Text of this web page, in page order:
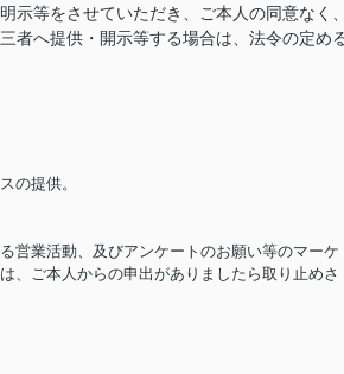
示等をさせていただき、ご本人の同意なく
者へ提供・開示等する場合は、法令の定め
の提供。
営業活動、及びアンケートのお願い等のマーケ
、ご本人からの申出がありましたら取り止めさ